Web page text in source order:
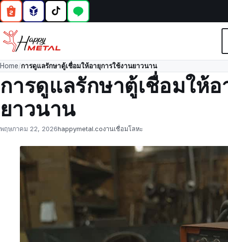
Home/การดูแลรักษาตู้เชื่อมให้อายุการใช้งานยาวนาน
การดูแลรักษาตู้เชื่อมให้
ยาวนาน
Posted
พฤษภาคม 22, 2026by
happymetal.coin
งานเชื่อมโลหะ